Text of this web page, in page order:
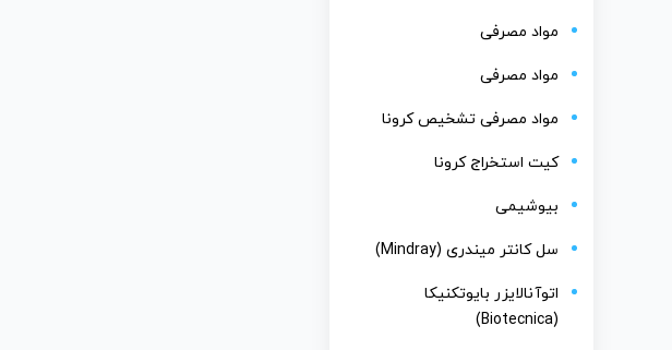
مواد مصرفی
مواد مصرفی
مواد مصرفی تشخیص کرونا
کیت استخراج کرونا
بیوشیمی
سل کانتر میندری (Mindray)
اتوآنالایزر بایوتکنیکا
(Biotecnica)